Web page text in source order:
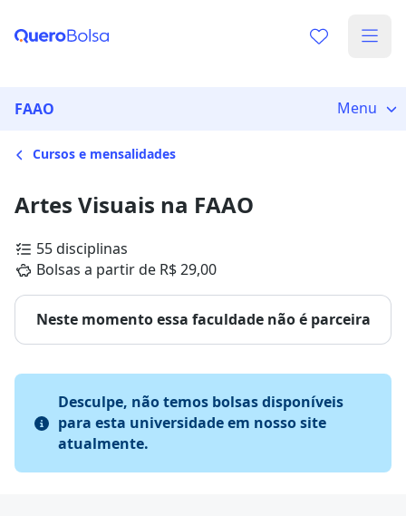
FAAO Menu
Cursos e mensalidades
Artes Visuais na FAAO
55 disciplinas
Bolsas a partir de R$ 29,00
Neste momento essa faculdade não é parceira
Desculpe, não temos bolsas disponíveis
para esta universidade em nosso site
atualmente.